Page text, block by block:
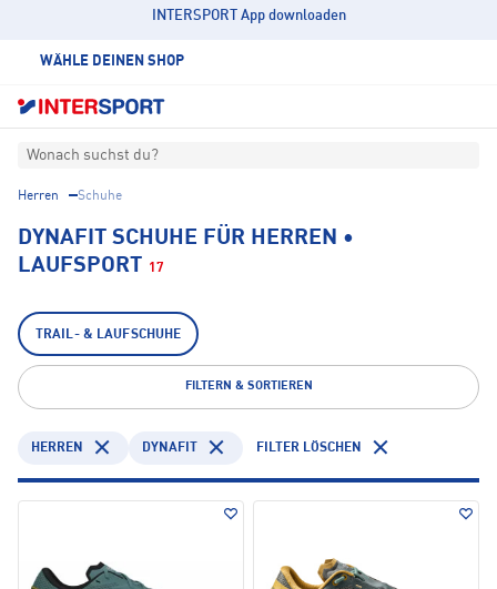
INTERSPORT App downloaden
WÄHLE DEINEN SHOP
Wonach suchst du?
Herren Schuhe
DYNAFIT SCHUHE FÜR HERREN •
LAUFSPORT
17
TRAIL- & LAUFSCHUHE
FILTERN & SORTIEREN
HERREN DYNAFIT FILTER LÖSCHEN